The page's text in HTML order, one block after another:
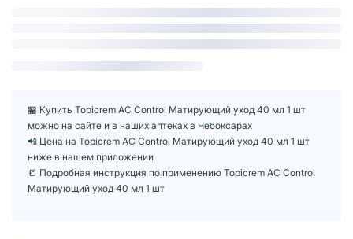
🏪 Купить Topicrem AC Control Матирующий уход 40 мл 1 шт
можно на сайте и в наших аптеках в Чебоксарах
📲 Цена на Topicrem AC Control Матирующий уход 40 мл 1 шт
ниже в нашем приложении
📒 Подробная инструкция по применению Topicrem AC Control
Матирующий уход 40 мл 1 шт